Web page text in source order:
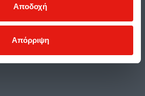
Αποδοχή
Απόρριψη